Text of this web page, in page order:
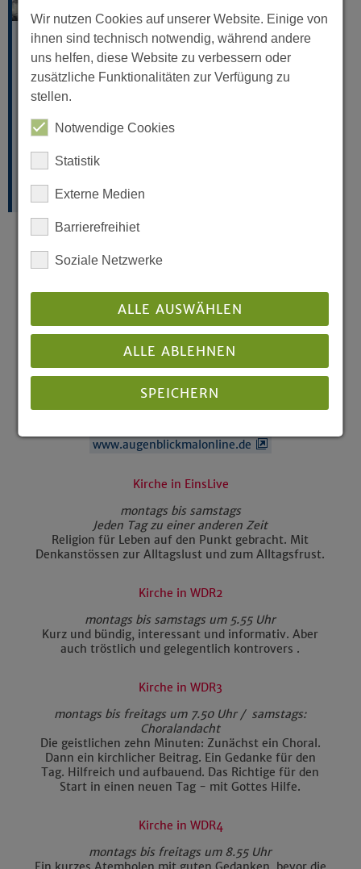
Ev. Rundfunkbeauftragte beim WDR
Ev. Rundfunkreferat NRW
Hans-Böckler-Str. 7
Telefon:
0211-4155810
Augenblick mal !
montags bis samstags
Kurz und prägnant, unterhaltsam, kritisch, lustig,
informativ oder auch nachdenklich präsentieren
unsere Autorinnen und Autoren »ihren« Gedanken
zum Tag. Und beim Zuhören entdecken Sie schnell:
www.augenblickmalonline.de
Kirche in EinsLive
montags bis samstags
Jeden Tag zu einer anderen Zeit
Religion für Leben auf den Punkt gebracht. Mit
Denkanstössen zur Alltagslust und zum Alltagsfrust.
Kirche in WDR2
montags bis samstags um 5.55 Uhr
Kurz und bündig, interessant und informativ. Aber
auch tröstlich und gelegentlich kontrovers .
Kirche in WDR3
montags bis freitags um 7.50 Uhr / samstags:
Choralandacht
Die geistlichen zehn Minuten: Zunächst ein Choral.
Dann ein kirchlicher Beitrag. Ein Gedanke für den
Tag. Hilfreich und aufbauend. Das Richtige für den
Start in einen neuen Tag - mit Gottes Hilfe.
Kirche in WDR4
montags bis freitags um 8.55 Uhr
Wir nutzen Cookies auf unserer Website. Einige von
ihnen sind technisch notwendig, während andere
uns helfen, diese Website zu verbessern oder
zusätzliche Funktionalitäten zur Verfügung zu
stellen.
Notwendige Cookies
Statistik
Externe Medien
Barrierefreihiet
Soziale Netzwerke
ALLE AUSWÄHLEN
ALLE ABLEHNEN
SPEICHERN
Details anzeigen
Impressum| Datenschutz